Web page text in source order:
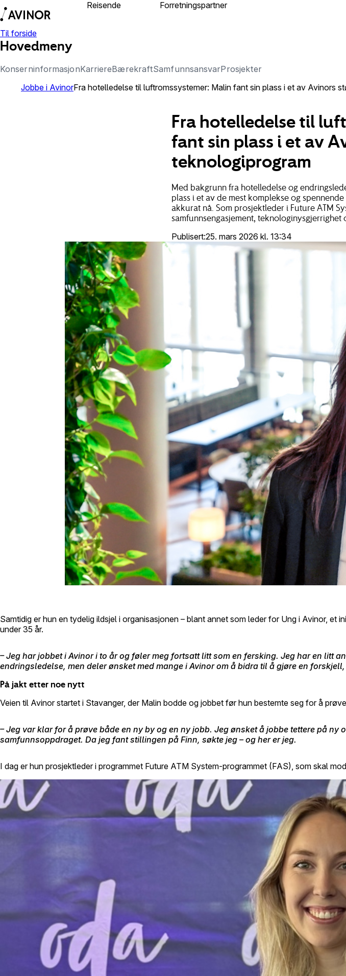
Til forside
Reisende Forretningspartner
Hovedmeny
KonserninformasjonKarriereBærekraftSamfunnsansvarProsjekter
Jobbe i AvinorFra hotelledelse til luftromssystemer: Malin fant sin plass i et av Avinors
Fra hotelledelse til
fant sin plass i et av
teknologiprogram
Med bakgrunn fra hotelledelse og
plass i et av de mest komplekse og
akkurat nå. Som prosjektleder i Future ATM
samfunnsengasjement,
Publisert:25. mars 2026 kl. 13:34
Samtidig er hun en tydelig ildsjel i organisasjonen – blant annet som leder for Ung i Avinor,
under 35 år.
– Jeg har jobbet i Avinor i to år og føler meg fortsatt litt som en fersking. Jeg har en litt
endringsledelse, men deler ønsket med mange i Avinor om å bidra til å gjøre en
På jakt etter noe nytt
Veien til Avinor startet i Stavanger, der Malin bodde og jobbet før hun bestemte seg for å
– Jeg var klar for å prøve både en ny by og en ny jobb. Jeg ønsket å jobbe tettere på
samfunnsoppdraget. Da jeg fant stillingen på Finn, søkte jeg – og her er jeg.
I dag er hun prosjektleder i programmet Future ATM System-programmet (FAS), som skal